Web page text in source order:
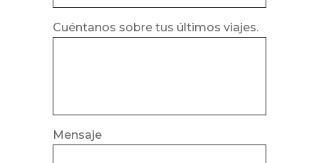
Cuéntanos sobre tus últimos viajes.
Mensaje